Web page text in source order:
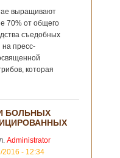
выращивают
70% от общего
съедобных
пресс-
которая
БОЛЬНЫХ
Administrator
2016 - 12:34